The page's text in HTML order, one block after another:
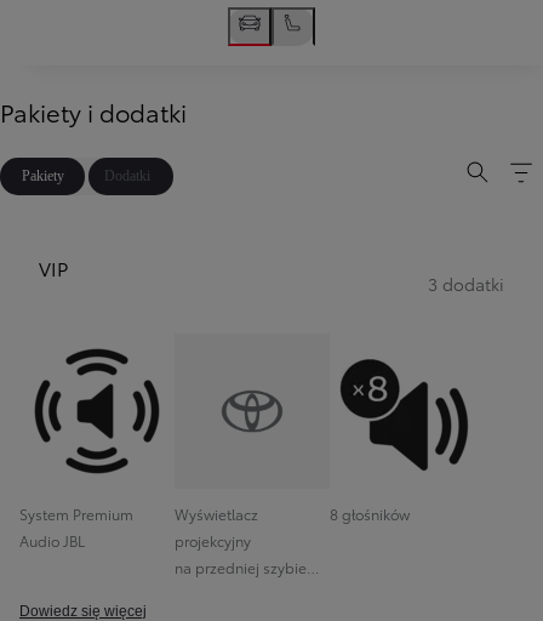
Pakiety i dodatki
Pakiety Dodatki
VIP
3 dodatki
System Premium
Audio JBL
Wyświetlacz
projekcyjny
na przedniej szybie
8 głośników
Dowiedz się więcej